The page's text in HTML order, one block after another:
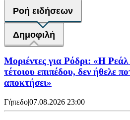
Ροή ειδήσεων
Δημοφιλή
Μοριέντες για Ρόδρι: «Η Ρεάλ
τέτοιου επιπέδου, δεν ήθελε
αποκτήσει»
Γήπεδο|07.08.2026 23:00